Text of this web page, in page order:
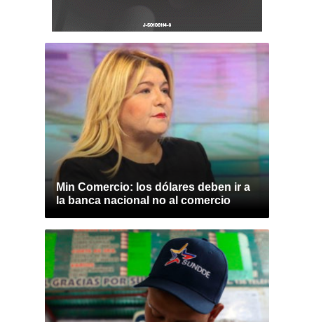
Min Comercio: los dólares deben ir a
la banca nacional no al comercio